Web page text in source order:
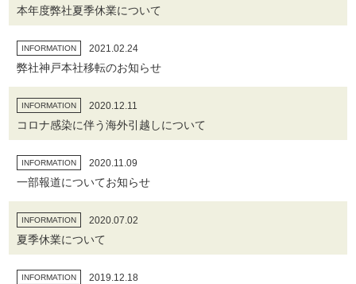
本年度弊社夏季休業について
INFORMATION 2021.02.24
弊社神戸本社移転のお知らせ
INFORMATION 2020.12.11
コロナ感染に伴う海外引越しについて
INFORMATION 2020.11.09
一部報道についてお知らせ
INFORMATION 2020.07.02
夏季休業について
INFORMATION 2019.12.18